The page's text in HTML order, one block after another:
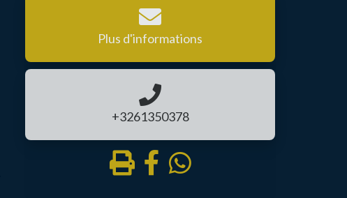
Plus d'informations
+3261350378